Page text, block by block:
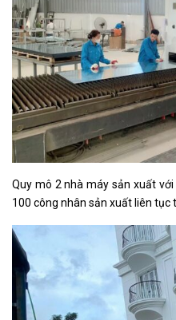
Quy mô 2 nhà máy sản xuất
100 công nhân sản xuất liên tục